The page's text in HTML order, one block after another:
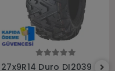
27x9R14 Duro DI2039